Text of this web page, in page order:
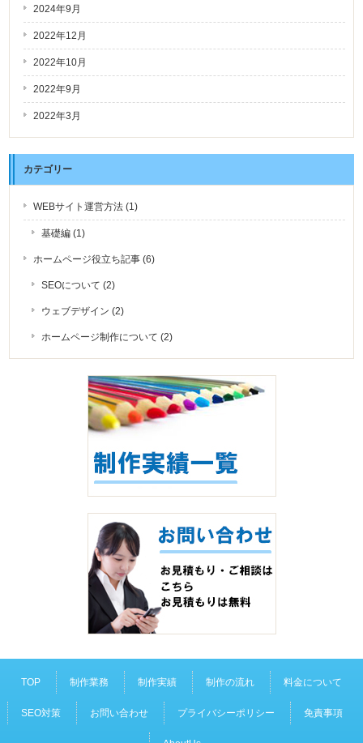
2024年9月
2022年12月
2022年10月
2022年9月
2022年3月
カテゴリー
WEBサイト運営方法 (1)
基礎編 (1)
ホームページ役立ち記事 (6)
SEOについて (2)
ウェブデザイン (2)
ホームページ制作について (2)
TOP 制作業務 制作実績 制作の流れ 料金について
SEO対策 お問い合わせ プライバシーポリシー 免責事項